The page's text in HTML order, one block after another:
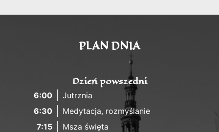
PLAN DNIA
Dzień powszedni
6:00
Jutrznia
6:30
Medytacja, rozmyślanie
7:15
Msza święta